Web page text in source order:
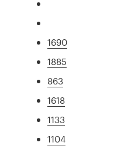
1690
1885
863
1618
1133
1104